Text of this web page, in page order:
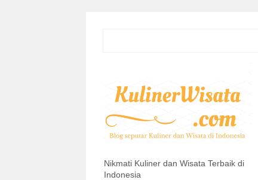
Nikmati Kuliner dan Wisata Terbaik di
Indonesia